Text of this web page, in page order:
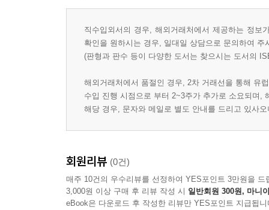
직수입외서의 경우, 해외거래처에서 제공하는 정
확인을 원하시는 경우, 일대일 상담으로 문의하여 주
(판형과 판수 등이 다양한 도서는 찾으시는 도서의
해외거래처에서 품절인 경우, 2차 거래선을 통해 유
수입 진행 시점으로 부터 2~3주가 추가로 소요되며,
해당 경우, 문자와 메일로 별도 안내를 드리고 있사
회원리뷰 (0건)
매주 10건의 우수리뷰를 선정하여 YES포인트 3만원을 드
3,000원 이상 구매 후 리뷰 작성 시 일반회원 300원, 마니
eBook은 다운로드 후 작성한 리뷰만 YES포인트 지급됩니